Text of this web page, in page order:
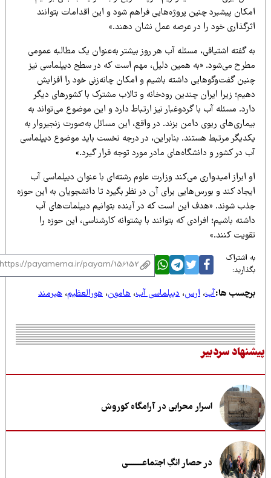
پیشبرد چنین پروژه‌هایی فراهم شود و این اقدامات بتوانند
خود را در عرصه عمل نشان دهند.»
گفته اشتیاقی، مسئله آب هر روز بیشتر به‌عنوان یک مطالبه عمومی
می‌شود. «به همین دلیل، مهم است که در سطح دیپلماسی نیز
گفت‌وگوهایی داشته باشیم و امکان چانه‌زنی خود را افزایش
زیرا ایران چندین رودخانه و تالاب مشترک با کشورهای دیگر
مسئله آب با گردوغبار نیز ارتباط دارد و این موضوع می‌تواند به
ریوی دامن بزند. در واقع، این مسائل به‌صورت زنجیروار به
مرتبط هستند. بنابراین، در درجه نخست باید موضوع دیپلماسی
در کشور و دانشگاه‌های مادر مورد توجه قرار گیرد.»
ابراز امیدواری می‌کند وزارت علوم رشته‌ای با عنوان دیپلماسی آب
کند و بورس‌هایی برای آن در نظر بگیرد تا دانشجویان به این حوزه
شوند. «هدف این است که در آینده بتوانیم دیپلمات‌های آب
باشیم؛ افرادی که بتوانند با پشتوانه کارشناسی، این حوزه را
کنند.»
اشتراک
ها:آب،ارس،دیپلماسی آب،هامون،هورالعظیم،هیرمند
سردبیر
اسرار محرابی در آرامگاه کوروش
در حصار انگِ اجتماعــــــــی